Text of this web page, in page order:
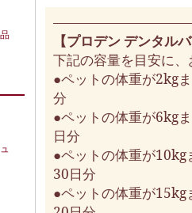
【プロデン デンタル
下記の容量を目安に
●ペットの体重が2kg
分
●ペットの体重が6kg
日分
●ペットの体重が
30日分
●ペットの体重が